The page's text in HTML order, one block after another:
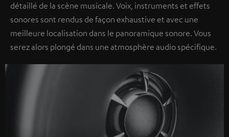
détaillé de la scène musicale. Voix, instruments et effets
sonores sont rendus de façon exhaustive et avec une
meilleure localisation dans le panoramique sonore. Vous
serez alors plongé dans une atmosphère audio spécifique.